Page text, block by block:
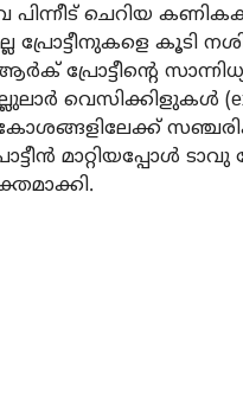
പിന്നീട് ചെറിയ
കൂടി
പ്രോട്ടീന്റെ
വെസിക്കിളുകൾ
കോശങ്ങളിലേക്ക്
മാറ്റിയപ്പോൾ